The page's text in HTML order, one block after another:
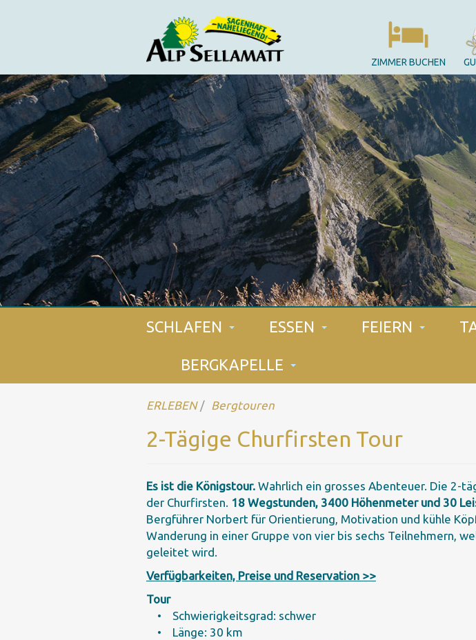
ZIMMER BUCHEN
SCHLAFEN ESSEN FEIERN
BERGKAPELLE
ERLEBEN Bergtouren
2-Tägige Churfirsten Tour
Es ist die Königstour. Wahrlich ein grosses Abenteuer. Die 2-
der Churfirsten. 18 Wegstunden, 3400 Höhenmeter und 30
Bergführer Norbert für Orientierung, Motivation und kühle
Wanderung in einer Gruppe von vier bis sechs Teilnehmern,
geleitet wird.
Verfügbarkeiten, Preise und Reservation >>
Tour
• Schwierigkeitsgrad: schwer
• Länge: 30 km